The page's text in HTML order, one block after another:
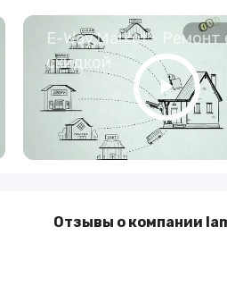
E-Way.Market - Ремонт
скидкой
Отзывы о компании